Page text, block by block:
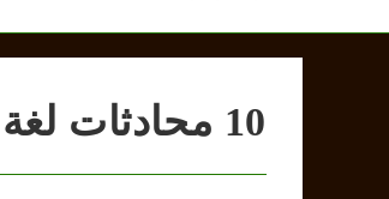
10 محادثات لغة إنجليزية مترجمة ومنطوقة